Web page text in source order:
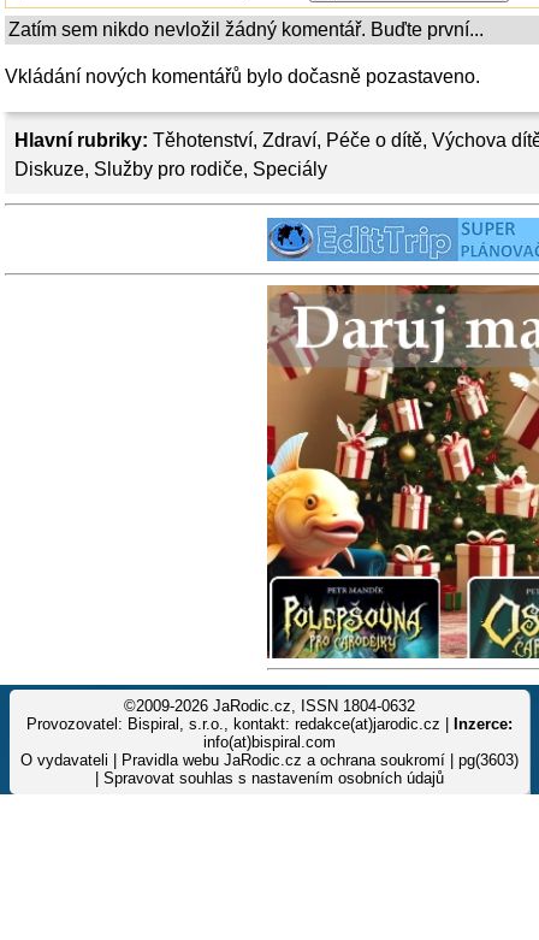
Hlavní rubriky: Těhotenství, Zdraví, Péče o dítě, Výchova
Diskuze, Služby pro rodiče, Speciály
Zatím sem nikdo nevložil žádný komentář. Buďte první...
Vkládání nových komentářů bylo dočasně pozastaveno.
©2009-2026 JaRodic.cz, ISSN 1804-0632
Provozovatel: Bispiral, s.r.o., kontakt: redakce(at)jarodic.cz |
Inzerce:
info(at)bispiral.com
O vydavateli
Pravidla webu JaRodic.cz a ochrana soukromí | pg(3603)
Spravovat souhlas s nastavením osobních údajů